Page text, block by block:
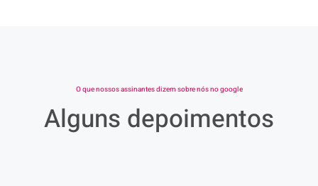
O que nossos assinantes dizem sobre nós no google
Alguns depoimentos